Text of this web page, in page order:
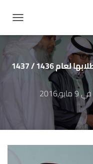
المدرسة الأهلية تقيم حفل تخريج طلابها لعام 1436 / 1437
في9 مايو,2016